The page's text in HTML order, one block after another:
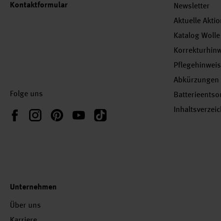
Kontaktformular
Folge uns
FacebookInstagramPinterestYouTubeTikTok
Newsletter
Aktuelle
Katalog
Abkürzungen
Unternehmen
Über uns